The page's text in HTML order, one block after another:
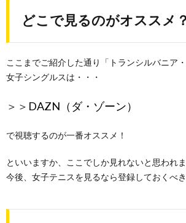
どこで見るのがオススメ？
ここまでご紹介した通り「トランシルバニア
女子シングルスは・・・
＞＞ DAZN（ダ・ゾーン）
で視聴するのが一番オススメ！
といいますか、ここでしか見れないと思われま
今後、女子テニスを見るなら登録しておくべ